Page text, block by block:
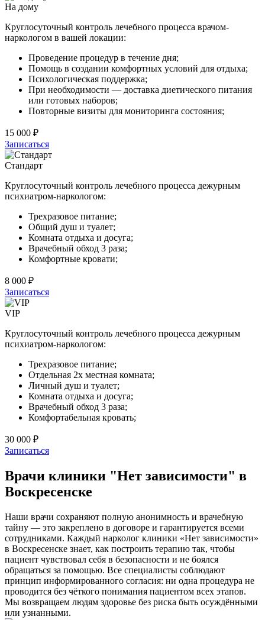
На дому
Круглосуточный контроль лечебного процесса врачом-
наркологом в вашей локации:
Проведение процедур в течение дня;
Помощь в создании комфортных условий для отдыха;
Психологическая поддержка;
При необходимости — доставка диетического питания
или готовых наборов;
Повторные визиты для мониторинга состояния;
15 000 ₽
Записаться
Стандарт
Круглосуточный контроль лечебного процесса дежурным
психиатром-наркологом:
Трехразовое питание;
Общий душ и туалет;
Комната отдыха и досуга;
Врачебный обход 3 раза;
Комфортные кровати;
8 000 ₽
Записаться
VIP
Круглосуточный контроль лечебного процесса дежурным
психиатром-наркологом:
Трехразовое питание;
Отдельная 2х местная комната;
Личный душ и туалет;
Комната отдыха и досуга;
Врачебный обход 3 раза;
Комфортабельная кровать;
30 000 ₽
Записаться
Врачи клиники "Нет зависимости" в
Воскресенске
Наши врачи сохраняют полную анонимность и врачебную
тайну — это закреплено в договоре и гарантируется всеми
сотрудниками. Каждый нарколог клиники «Нет зависимости»
в Воскресенске знает, как построить терапию так, чтобы
пациент чувствовал себя в безопасности и не боялся
обращаться за помощью. Все специалисты соблюдают
принцип информированного согласия: ни одна процедура не
проводится без чёткого понимания пациентом всех этапов.
Мы возвращаем людям здоровье без риска быть осуждёнными
или узнанными.